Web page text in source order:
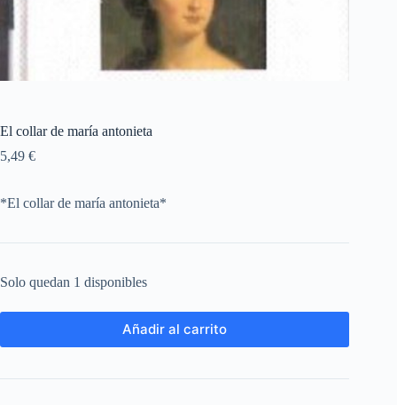
El collar de maría antonieta
5,49 €
*El collar de maría antonieta*
Solo quedan 1 disponibles
Añadir al carrito